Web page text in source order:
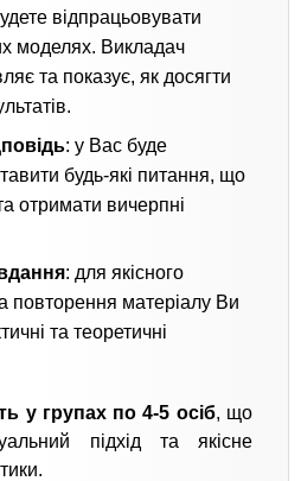
відпрацьовувати
моделях. Викладач
та показує, як досягти
: у Вас буде
будь-які питання, що
отримати вичерпні
: для якісного
повторення матеріалу Ви
та теоретичні
у групах по 4-5 осіб, що
підхід та якісне